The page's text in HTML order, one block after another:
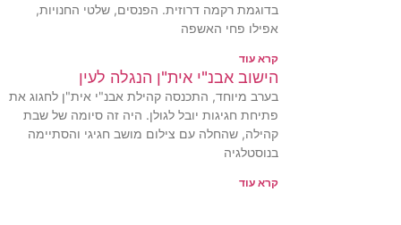
בדוגמת רקמה דרוזית. הפנסים, שלטי החנויות,
אפילו פחי האשפה
קרא עוד
הישוב אבנ"י אית"ן הנגלה לעין
בערב מיוחד, התכנסה קהילת אבנ"י אית"ן לחגוג את
פתיחת חגיגות יובל לגולן. היה זה סיומה של שבת
קהילה, שהחלה עם צילום מושב חגיגי והסתיימה
בנוסטלגיה
קרא עוד